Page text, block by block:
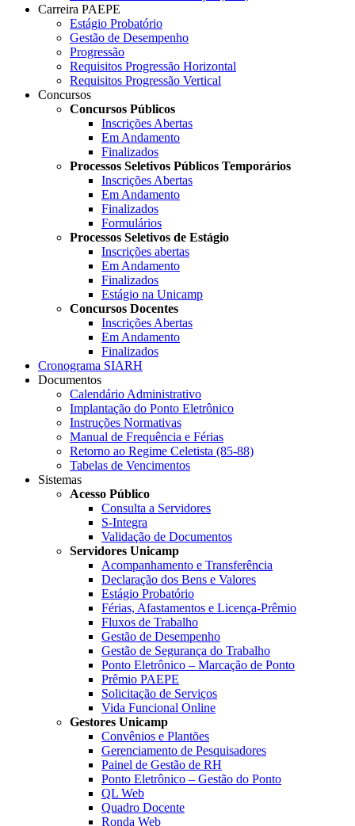
Carreira PAEPE
Estágio Probatório
Gestão de Desempenho
Progressão
Requisitos Progressão Horizontal
Requisitos Progressão Vertical
Concursos
Concursos Públicos
Inscrições Abertas
Em Andamento
Finalizados
Processos Seletivos Públicos Temporários
Inscrições Abertas
Em Andamento
Finalizados
Formulários
Processos Seletivos de Estágio
Inscrições abertas
Em Andamento
Finalizados
Estágio na Unicamp
Concursos Docentes
Inscrições Abertas
Em Andamento
Finalizados
Cronograma SIARH
Documentos
Calendário Administrativo
Implantação do Ponto Eletrônico
Instruções Normativas
Manual de Frequência e Férias
Retorno ao Regime Celetista (85-88)
Tabelas de Vencimentos
Sistemas
Acesso Público
Consulta a Servidores
S-Integra
Validação de Documentos
Servidores Unicamp
Acompanhamento e Transferência
Declaração dos Bens e Valores
Estágio Probatório
Férias, Afastamentos e Licença-Prêmio
Fluxos de Trabalho
Gestão de Desempenho
Gestão de Segurança do Trabalho
Ponto Eletrônico – Marcação de Ponto
Prêmio PAEPE
Solicitação de Serviços
Vida Funcional Online
Gestores Unicamp
Convênios e Plantões
Gerenciamento de Pesquisadores
Painel de Gestão de RH
Ponto Eletrônico – Gestão do Ponto
QL Web
Quadro Docente
Ronda Web